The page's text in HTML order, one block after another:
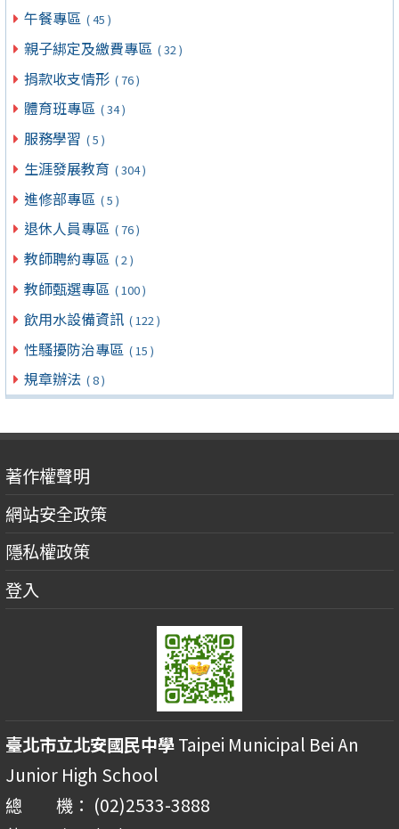
午餐專區 ( 45 )
親子綁定及繳費專區 ( 32 )
捐款收支情形 ( 76 )
體育班專區 ( 34 )
服務學習 ( 5 )
生涯發展教育 ( 304 )
進修部專區 ( 5 )
退休人員專區 ( 76 )
教師聘約專區 ( 2 )
教師甄選專區 ( 100 )
飲用水設備資訊 ( 122 )
性騷擾防治專區 ( 15 )
規章辦法 ( 8 )
著作權聲明
網站安全政策
隱私權政策
登入
臺北市立北安國民中學Taipei Municipal Bei An
Junior High School
總 機： (02)2533-3888